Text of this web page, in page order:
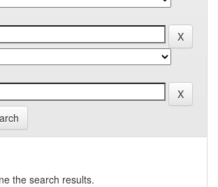
the search results.